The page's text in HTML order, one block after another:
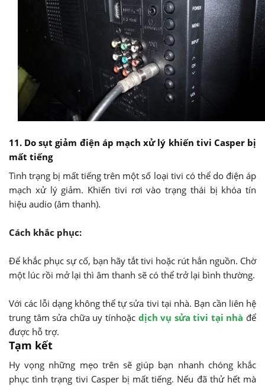
11. Do sụt giảm điện áp mạch xử lý khiến tivi Casper bị
mất tiếng
Tình trạng bị mất tiếng trên một số loại tivi có thể do điện áp
mạch xử lý giảm. Khiến tivi rơi vào trạng thái bị khóa tín
hiệu audio (âm thanh).
Cách khắc phục:
Để khắc phục sự cố, bạn hãy tắt tivi hoặc rút hẳn nguồn. Chờ
một lúc rồi mở lại thì âm thanh sẽ có thể trở lại bình thường.
Với các lỗi dạng không thể tự sửa tivi tại nhà. Bạn cần liên hệ
trung tâm sửa chữa uy tínhoặc dịch vụ sửa tivi tại nhà để
được hỗ trợ.
Tạm kết
Hy vọng những mẹo trên sẽ giúp bạn nhanh chóng khắc
phục tình trạng tivi Casper bị mất tiếng. Nếu đã thử hết mà